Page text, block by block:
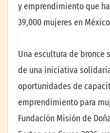
y emprendimiento que
39,000 mujeres en México
Una escultura de bronce
de una iniciativa
oportunidades de
emprendimiento para
Fundación Misión de